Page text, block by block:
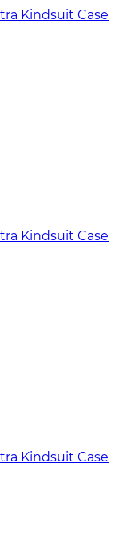
Kindsuit Case
Kindsuit Case
Kindsuit Case